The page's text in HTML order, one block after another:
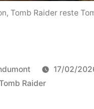
Tomb Raider reste
17/02/
:
Raider